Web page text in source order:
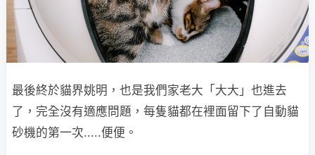
最後終於貓界姚明，也是我們家老大「大大」也進去
了，完全沒有適應問題，每隻貓都在裡面留下了自動貓
砂機的第一次.....便便。